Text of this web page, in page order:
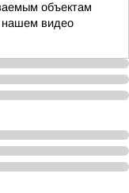
объектам
нашем видео